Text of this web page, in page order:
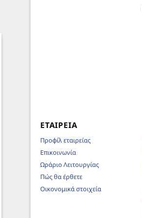
ΕΤΑΙΡΕΊΑ
Προφίλ εταιρείας
Επικοινωνία
Ωράριο Λειτουργίας
Πώς θα έρθετε
Οικονομικά στοιχεία